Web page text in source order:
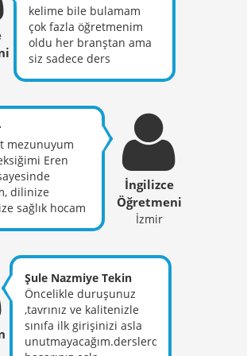
kaçırılmaması gereken
bir eğitimci. İyi ki
bulmuşum sizi hocam,
iyi ki varsınız
emeklerinize sağlık.
Hakkınızı helal edin.
üzerimizde
psikolojik ve
olarak
ve etkilerini
. Allah
. Öğretmenliği
yaşta
, kalplerine
başardı . Hiç
etmeden Eren
sunuyorum .
kelime bile bulamam
çok fazla öğretmenim
oldu her branştan ama
siz sadece ders
dokunuyorsunuz sizin
gösterdiğiniz yolda
öğrencilerime faydalı
olabilmek için çok
çalışıcam sizin gibi bir
eğitimciden ders
dinlenmek benim için
gururdur binlerce kez
teşekkür ederim.
mezunuyum
Eren
dilinize
sağlık hocam
İngilizce
Öğretmeni
İzmir
Şule Nazmiye Tekin
Öncelikle duruşunuz
,tavrınız ve kalitenizle
sınıfa ilk girişinizi asla
unutmayacağım.derslerdeki